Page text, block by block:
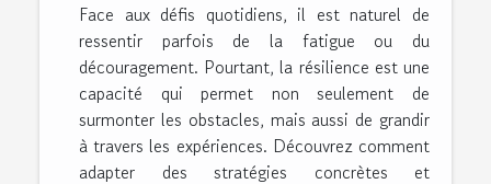
Face aux défis quotidiens, il est naturel de
ressentir parfois de la fatigue ou du
découragement. Pourtant, la résilience est une
capacité qui permet non seulement de
surmonter les obstacles, mais aussi de grandir
à travers les expériences. Découvrez comment
adapter des stratégies concrètes et